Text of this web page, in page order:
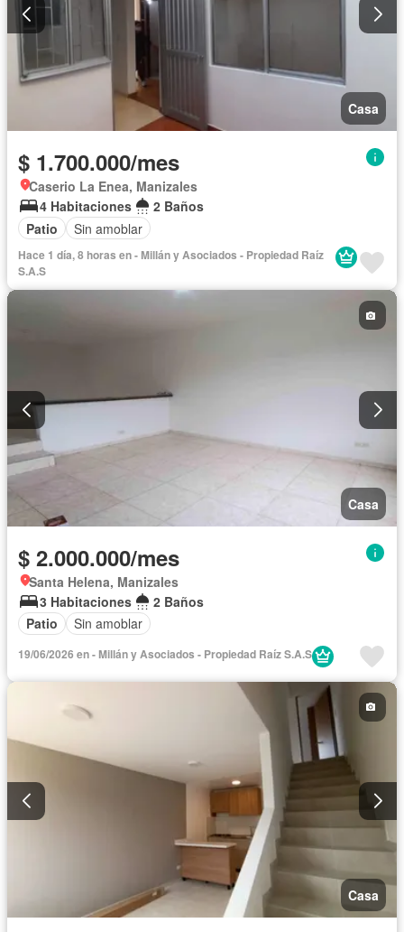
Casa
$ 1.700.000/mes
Caserio La Enea, Manizales
4 Habitaciones
2 Baños
Patio
Sin amoblar
Hace 1 día, 8 horas en - Millán y Asociados - Propiedad Raíz
S.A.S
Casa
$ 2.000.000/mes
Santa Helena, Manizales
3 Habitaciones
2 Baños
Patio
Sin amoblar
19/06/2026 en - Millán y Asociados - Propiedad Raíz S.A.S
Casa